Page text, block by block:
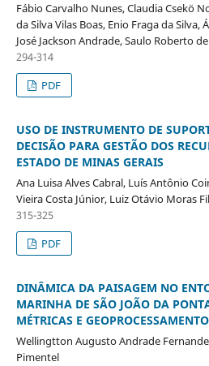
Fábio Carvalho Nunes, Claudia Csekö
da Silva Vilas Boas, Enio Fraga da
José Jackson Andrade, Saulo Roberto
294-314
PDF
USO DE INSTRUMENTO DE
DECISÃO PARA GESTÃO DOS
ESTADO DE MINAS GERAIS
Ana Luisa Alves Cabral, Luís Antônio
Vieira Costa Júnior, Luiz Otávio Moras
315-325
PDF
DINÂMICA DA PAISAGEM NO
MARINHA DE SÃO JOÃO DA
MÉTRICAS E GEOPROCESSAMENTO
Wellingtton Augusto Andrade
Pimentel